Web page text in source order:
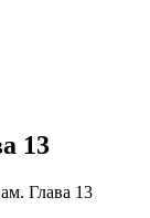
13
Глава 13